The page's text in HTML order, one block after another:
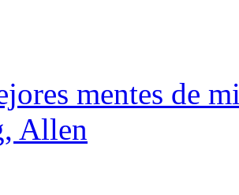
mentes de
Allen